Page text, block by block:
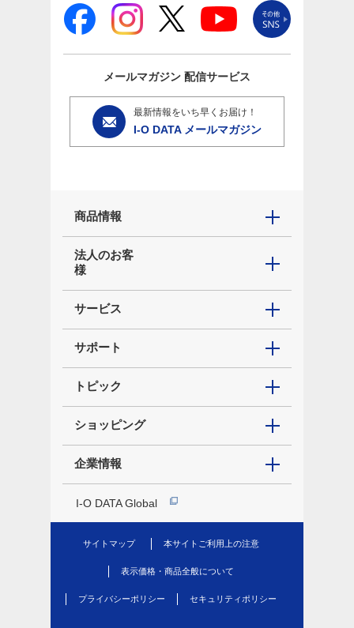
メールマガジン 配信サービス
最新情報をいち早くお届け！
I-O DATA メールマガジン
商品情報
法人のお客
様
サービス
サポート
トピック
ショッピング
企業情報
I-O DATA Global
サイトマップ 本サイトご利用上の注意
表示価格・商品全般について
プライバシーポリシー セキュリティポリシー